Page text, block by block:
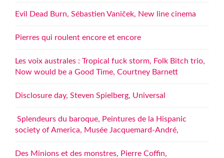
Evil Dead Burn, Sébastien Vaniček, New line cinema
Pierres qui roulent encore et encore
Les voix australes : Tropical fuck storm, Folk Bitch trio,
Now would be a Good Time, Courtney Barnett
Disclosure day, Steven Spielberg, Universal
Splendeurs du baroque, Peintures de la Hispanic
society of America, Musée Jacquemard-André,
Des Minions et des monstres, Pierre Coffin,